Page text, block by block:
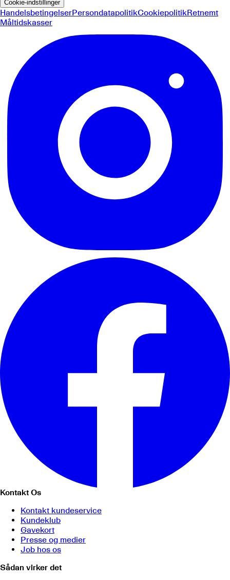
Cookie-indstillinger
HandelsbetingelserPersondatapolitikCookiepolitikRetnemt
Måltidskasser
Kontakt Os
Kontakt kundeservice
Kundeklub
Gavekort
Presse og medier
Job hos os
Sådan virker det